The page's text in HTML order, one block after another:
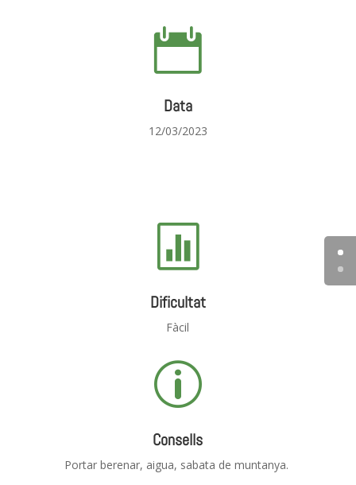

Data
12/03/2023

Dificultat
Fàcil
p
Consells
Portar berenar, aigua, sabata de muntanya.